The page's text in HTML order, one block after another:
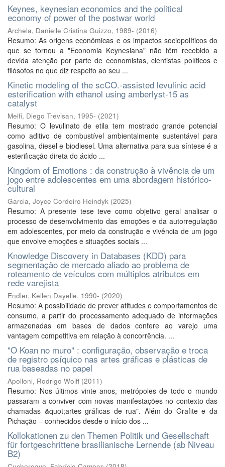
Keynes, keynesian economics and the political
economy of power of the postwar world
Archela, Danielle Cristina Guizzo, 1989- (2016)
Resumo: As origens econômicas e os impactos sociopolíticos do
que se tornou a "Economia Keynesiana" não têm recebido a
devida atenção por parte de economistas, cientistas políticos e
filósofos no que diz respeito ao seu ...
Kinetic modeling of the scCO.-assisted levulinic acid
esterification with ethanol using amberlyst-15 as
catalyst
Melfi, Diego Trevisan, 1995- (2021)
Resumo: O levulinato de etila tem mostrado grande potencial
como aditivo de combustível ambientalmente sustentável para
gasolina, diesel e biodiesel. Uma alternativa para sua síntese é a
esterificação direta do ácido ...
Kingdom of Emotions : da construção à vivência de um
jogo entre adolescentes em uma abordagem histórico-
cultural
Garcia, Joyce Cordeiro Heindyk (2025)
Resumo: A presente tese teve como objetivo geral analisar o
processo de desenvolvimento das emoções e da autorregulação
em adolescentes, por meio da construção e vivência de um jogo
que envolve emoções e situações sociais ...
Knowledge Discovery in Databases (KDD) para
segmentação de mercado aliado ao problema de
roteamento de veículos com múltiplos atributos em
rede varejista
Endler, Kellen Dayelle, 1990- (2020)
Resumo: A possibilidade de prever atitudes e comportamentos de
consumo, a partir do processamento adequado de informações
armazenadas em bases de dados confere ao varejo uma
vantagem competitiva em relação à concorrência. ...
"O Koan no muro" : configuração, observação e troca
de registro psíquico nas artes gráficas e plásticas de
rua baseadas no papel
Apolloni, Rodrigo Wolff (2011)
Resumo: Nos últimos vinte anos, metrópoles de todo o mundo
passaram a conviver com novas manifestações no contexto das
chamadas &quot;artes gráficas de rua". Além do Grafite e da
Pichação – conhecidos desde o início dos ...
Kollokationen zu den Themen Politik und Gesellschaft
für fortgeschrittene brasilianische Lernende (ab Niveau
B2)